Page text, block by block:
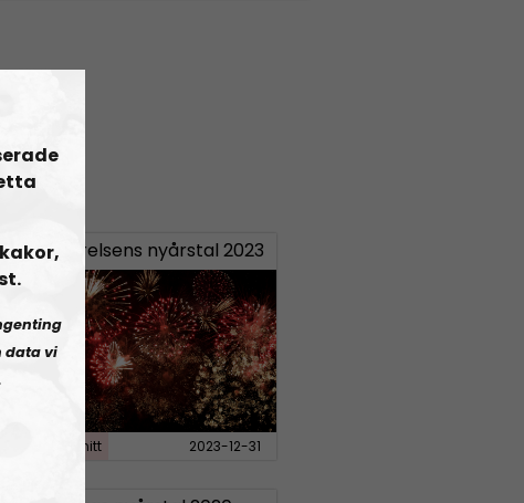
nyårstal 2023
Avsnitt 2023-12-31
data vi